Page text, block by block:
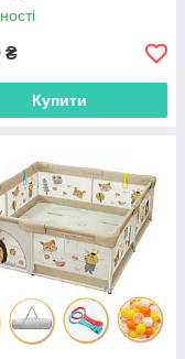
₴
Купити